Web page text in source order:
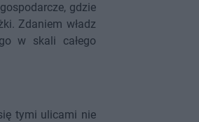
gdzie
Zdaniem władz
w skali całego
tymi ulicami nie